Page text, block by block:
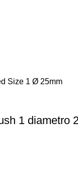
1 diametro